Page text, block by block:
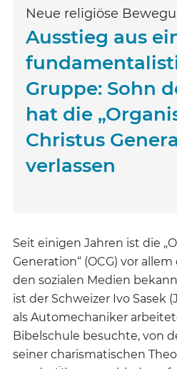
Neue religiöse
Ausstieg aus
Gruppe: Sohn
hat die
Christus
verlassen
Seit einigen Jahren ist die
Generation“ (OCG) vor
den sozialen Medien
ist der Schweizer Ivo Sasek
als Automechaniker
Bibelschule besuchte, von
seiner charismatischen